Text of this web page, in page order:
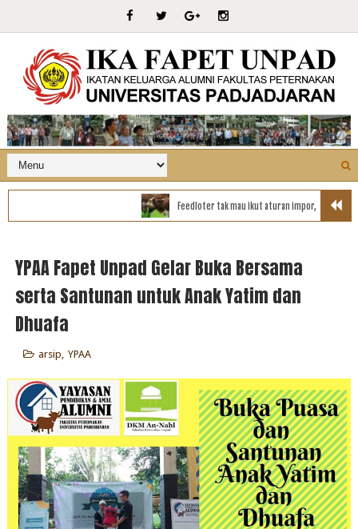
Feedloter tak mau ikut aturan impor, Kemtan akan
YPAA Fapet Unpad Gelar Buka Bersama
serta Santunan untuk Anak Yatim dan
Dhuafa
arsip, YPAA